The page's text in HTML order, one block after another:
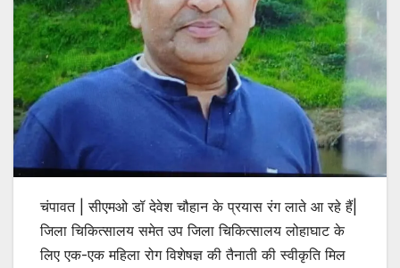
चंपावत | सीएमओ डॉ देवेश चौहान के प्रयास रंग लाते आ रहे हैं|
जिला चिकित्सालय समेत उप जिला चिकित्सालय लोहाघाट के
लिए एक-एक महिला रोग विशेषज्ञ की तैनाती की स्वीकृति मिल